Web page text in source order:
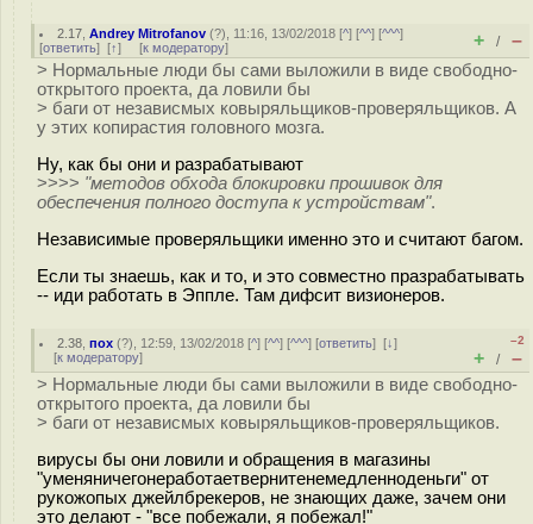
2.17 ,Andrey Mitrofanov (?), 11:16, 13/02/2018 [^] [^^] [^^^]
[ответить] [↑] [к модератору] + / –
> Нормальные люди бы сами выложили в виде свободно-
открытого проекта, да ловили бы
> баги от независмых ковыряльщиков-проверяльщиков. А
у этих копирастия головного мозга.
Ну, как бы они и разрабатывают
>>>> "методов обхода блокировки прошивок для
обеспечения полного доступа к устройствам".
Независимые проверяльщики именно это и считают багом.
Если ты знаешь, как и то, и это совместно празрабатывать
-- иди работать в Эппле. Там дифсит визионеров.
2.38 ,пох (?), 12:59, 13/02/2018 [^] [^^] [^^^] [ответить][↓]
[к модератору]
–2
+ / –
> Нормальные люди бы сами выложили в виде свободно-
открытого проекта, да ловили бы
> баги от независмых ковыряльщиков-проверяльщиков.
вирусы бы они ловили и обращения в магазины
"уменяничегонеработаетвернитенемедленноденьги" от
рукожопых джейлбрекеров, не знающих даже, зачем они
это делают - "все побежали, я побежал!"